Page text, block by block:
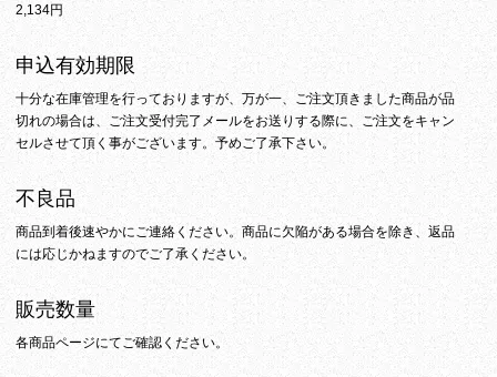
2,134円
申込有効期限
十分な在庫管理を行っておりますが、万が一、ご注文頂きました商品が品
切れの場合は、ご注文受付完了メールをお送りする際に、ご注文をキャン
セルさせて頂く事がございます。予めご了承下さい。
不良品
商品到着後速やかにご連絡ください。商品に欠陥がある場合を除き、返品
には応じかねますのでご了承ください。
販売数量
各商品ページにてご確認ください。